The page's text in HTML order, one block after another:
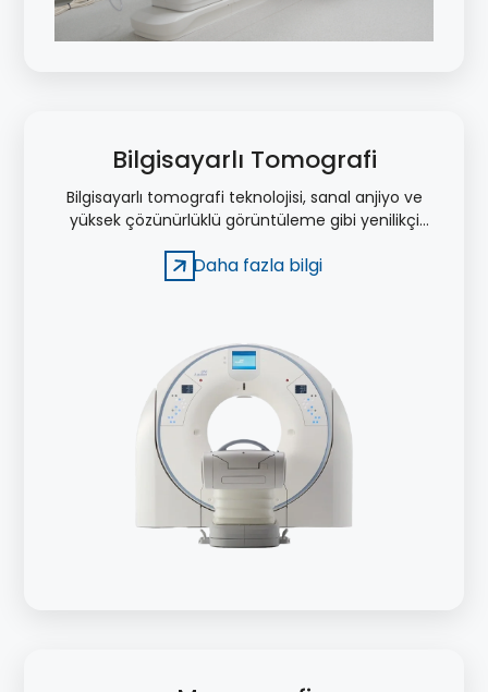
Bilgisayarlı Tomografi
Bilgisayarlı tomografi teknolojisi, sanal anjiyo ve
yüksek çözünürlüklü görüntüleme gibi yenilikçi
rol oynamaktadır.
Daha fazla bilgi